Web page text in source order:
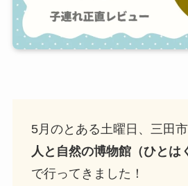
5月のとある土曜日、三田
人と自然の博物館（ひとは
で行ってきました！